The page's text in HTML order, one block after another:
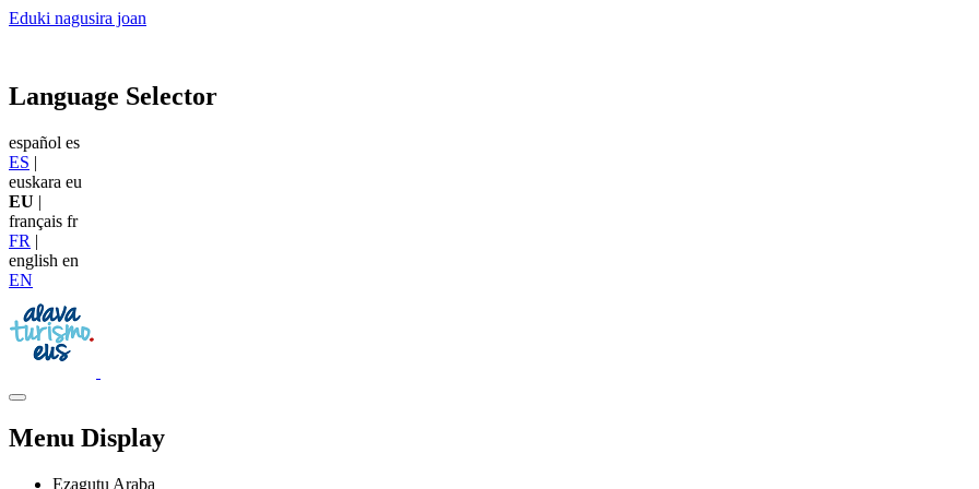
Eduki nagusira joan
Language Selector
español es
ES |
euskara eu
EU |
français fr
FR |
english en
EN
Menu Display
Ezagutu Araba